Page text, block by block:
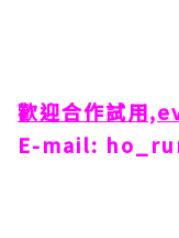
歡迎合作試用
E-mail: